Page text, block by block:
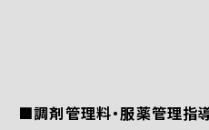
■調剤管理料・服薬管理指